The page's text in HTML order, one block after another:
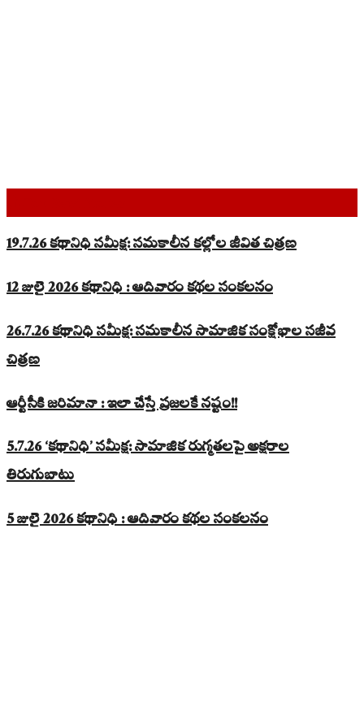
19.7.26 కథానిధి సమీక్ష: సమకాలీన కల్లోల జీవిత చిత్రణ
12 జులై 2026 కథానిధి : ఆదివారం కథల సంకలనం
26.7.26 కథానిధి సమీక్ష: సమకాలీన సామాజిక సంక్షోభాల సజీవ
చిత్రణ
ఆర్టీసీకి జరిమానా : ఇలా చేస్తే ప్రజలకే నష్టం!!
5.7.26 ‘కథానిధి’ సమీక్ష: సామాజిక రుగ్మతలపై అక్షరాల
తిరుగుబాటు
5 జులై 2026 కథానిధి : ఆదివారం కథల సంకలనం